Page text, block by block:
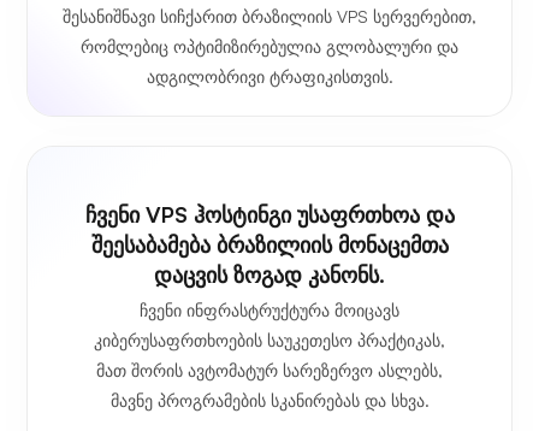
შესანიშნავი სიჩქარით ბრაზილიის VPS სერვერებით,
რომლებიც ოპტიმიზირებულია გლობალური და
ადგილობრივი ტრაფიკისთვის.
ჩვენი VPS ჰოსტინგი უსაფრთხოა და
შეესაბამება ბრაზილიის მონაცემთა
დაცვის ზოგად კანონს.
ჩვენი ინფრასტრუქტურა მოიცავს
კიბერუსაფრთხოების საუკეთესო პრაქტიკას,
მათ შორის ავტომატურ სარეზერვო ასლებს,
მავნე პროგრამების სკანირებას და სხვა.